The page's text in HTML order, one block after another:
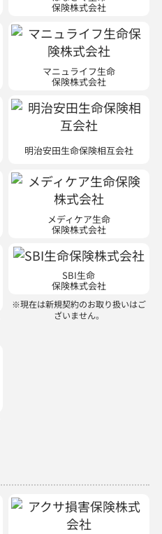
保険株式会社
マニュライフ生命
保険株式会社
明治安田生命保険相互会社
メディケア生命
保険株式会社
SBI生命
保険株式会社
※現在は新規契約のお取り扱いはご
ざいません。